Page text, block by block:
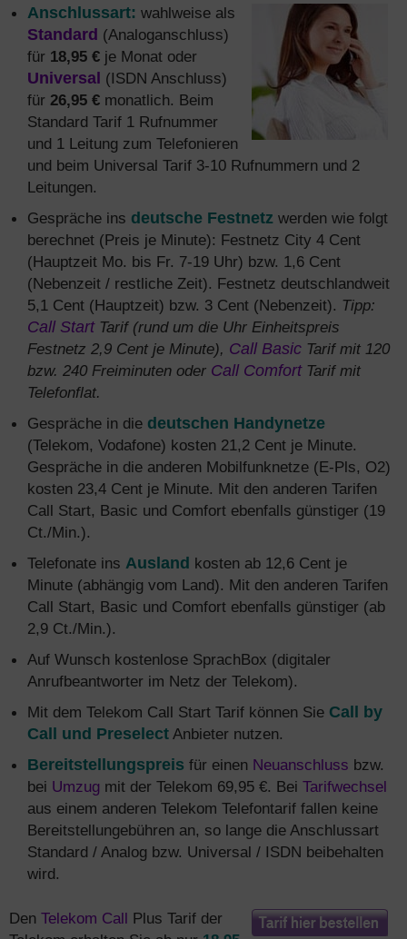
Anschlussart: wahlweise als
Standard (Analoganschluss)
für 18,95 € je Monat oder
Universal (ISDN Anschluss)
für 26,95 € monatlich. Beim
Standard Tarif 1 Rufnummer
und 1 Leitung zum Telefonieren
und beim Universal Tarif 3-10 Rufnummern und 2
Leitungen.
Gespräche ins deutsche Festnetz werden wie folgt
berechnet (Preis je Minute): Festnetz City 4 Cent
(Hauptzeit Mo. bis Fr. 7-19 Uhr) bzw. 1,6 Cent
(Nebenzeit / restliche Zeit). Festnetz deutschlandweit
5,1 Cent (Hauptzeit) bzw. 3 Cent (Nebenzeit). Tipp:
Call StartTarif (rund um die Uhr Einheitspreis
Festnetz 2,9 Cent je Minute), Call Basic Tarif mit 120
bzw. 240 Freiminuten oder Call ComfortTarif mit
Telefonflat.
Gespräche in die deutschen Handynetze
(Telekom, Vodafone) kosten 21,2 Cent je Minute.
Gespräche in die anderen Mobilfunknetze (E-Pls, O2)
kosten 23,4 Cent je Minute. Mit den anderen Tarifen
Call Start, Basic und Comfort ebenfalls günstiger (19
Ct./Min.).
Telefonate ins Ausland kosten ab 12,6 Cent je
Minute (abhängig vom Land). Mit den anderen Tarifen
Call Start, Basic und Comfort ebenfalls günstiger (ab
2,9 Ct./Min.).
Auf Wunsch kostenlose SprachBox (digitaler
Anrufbeantworter im Netz der Telekom).
Mit dem Telekom Call Start Tarif können Sie Call by
Call und Preselect Anbieter nutzen.
Bereitstellungspreis für einen Neuanschluss bzw.
bei Umzug mit der Telekom 69,95 €. Bei Tarifwechsel
aus einem anderen Telekom Telefontarif fallen keine
Bereitstellungebühren an, so lange die Anschlussart
Standard / Analog bzw. Universal / ISDN beibehalten
wird.
Den Telekom Call Plus Tarif der